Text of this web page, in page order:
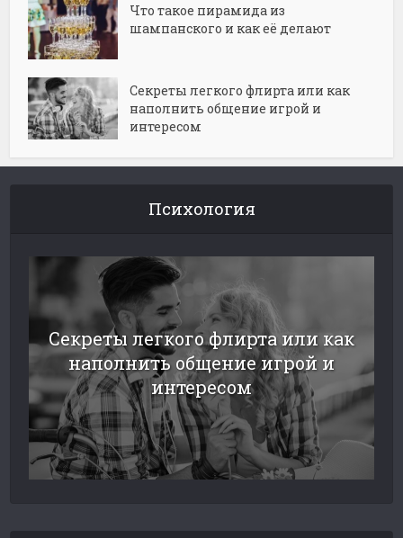
Что такое пирамида из
шампанского и как её делают
Секреты легкого флирта или как
наполнить общение игрой и
интересом
Психология
Секреты легкого флирта или как
наполнить общение игрой и
интересом